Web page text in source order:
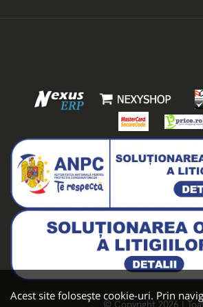
Acest site folosește cookie-uri. Prin
© Copyright 2026 |